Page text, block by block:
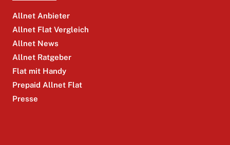
Allnet Anbieter
Allnet Flat Vergleich
Allnet News
Allnet Ratgeber
Flat mit Handy
Prepaid Allnet Flat
Presse